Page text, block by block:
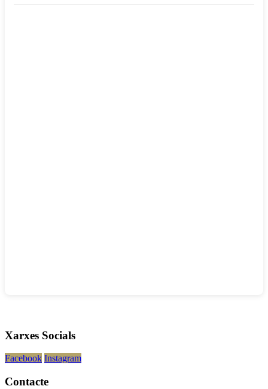
Xarxes Socials
Facebook Instagram
Contacte